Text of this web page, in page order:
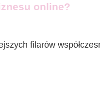
online?
filarów